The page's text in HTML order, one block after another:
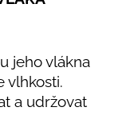
jeho vlákna
vlhkosti.
a udržovat